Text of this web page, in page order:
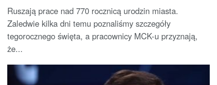
Ruszają prace nad 770 rocznicą urodzin miasta.
Zaledwie kilka dni temu poznaliśmy szczegóły
tegorocznego święta, a pracownicy MCK-u przyznają,
że...